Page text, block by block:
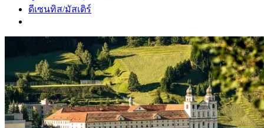
ดีเซนทิส/มัสเติร์